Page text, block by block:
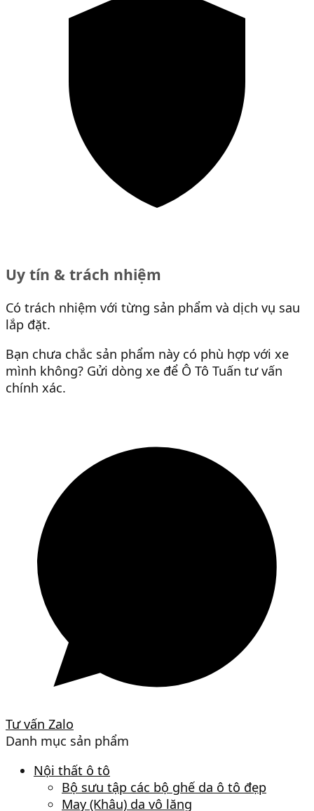
Uy tín & trách nhiệm
Có trách nhiệm với từng sản phẩm và dịch vụ sau
lắp đặt.
Bạn chưa chắc sản phẩm này có phù hợp với xe
mình không? Gửi dòng xe để Ô Tô Tuấn tư vấn
chính xác.
Tư vấn Zalo
Danh mục sản phẩm
Nội thất ô tô
Bộ sưu tập các bộ ghế da ô tô đẹp
May (Khâu) da vô lăng